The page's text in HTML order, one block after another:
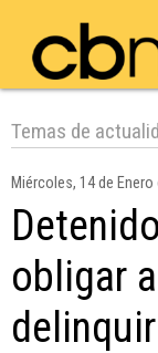
Temas de
Miércoles, 14 de Enero
obligar
delinquir